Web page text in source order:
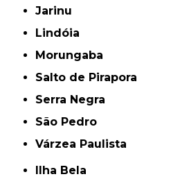
Jarinu
Lindóia
Morungaba
Salto de Pirapora
Serra Negra
São Pedro
Várzea Paulista
Ilha Bela